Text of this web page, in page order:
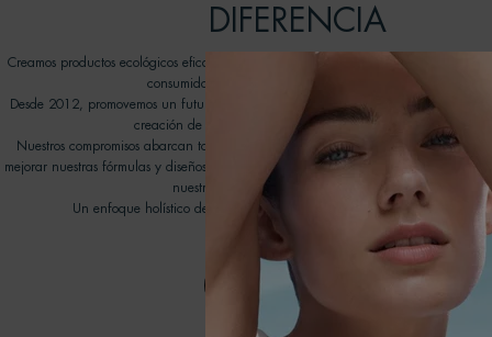
DIFERENCIA
Creamos productos ecológicos eficaces que cuidan la piel y respetan el océano,
consumidores a unirse a nuestro viaje transformador.
Desde 2012, promovemos un futuro mejor para nuestros océanos gracias a las
creación de nuestro programa Water Lovers de Biotherm.
Nuestros compromisos abarcan todos los aspectos de nuestra cadena de valores
mejorar nuestras fórmulas y diseños de envases, promover nuevas tecnologías de
nuestra huella medioambiental en el agua.
Un enfoque holístico de la belleza que conlleva una ola de cambios
DESCUBRE MÀS